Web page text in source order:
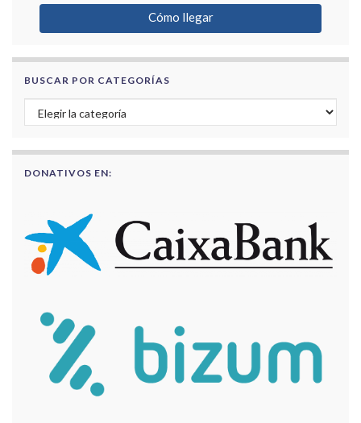
Cómo llegar
BUSCAR POR CATEGORÍAS
Buscar por categorías
DONATIVOS EN: